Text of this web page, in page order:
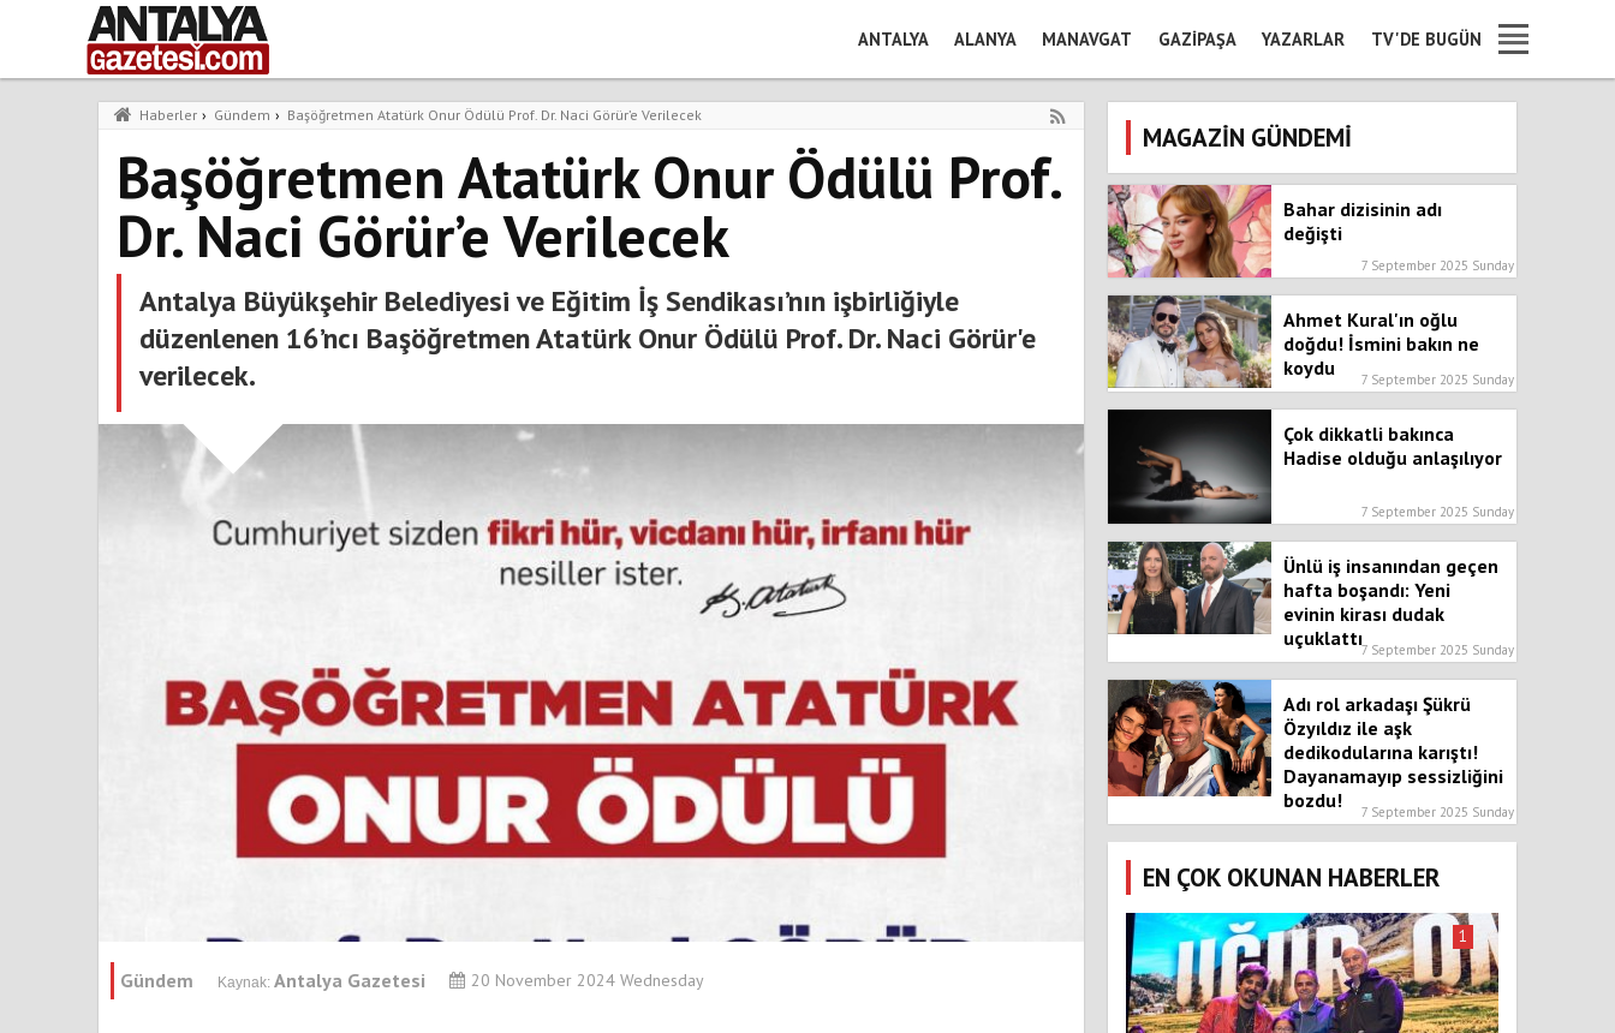
ANTALYA ALANYA MANAVGAT GAZIPAŞA YAZARLAR TV'DE BUGÜN
Haberler › Gündem › Başöğretmen Atatürk Onur Ödülü Prof. Dr. Naci Görür’e Verilecek
Başöğretmen Atatürk Onur Ödülü Prof.
Dr. Naci Görür’e Verilecek
Antalya Büyükşehir Belediyesi ve Eğitim İş Sendikası’nın işbirliğiyle
düzenlenen 16’ncı Başöğretmen Atatürk Onur Ödülü Prof. Dr. Naci Görür'e
verilecek.
Gündem Antalya Gazetesi 20 November 2024 Wednesday
MAGAZİN GÜNDEMİ
Bahar dizisinin adı
değişti
7 September 2025 Sunday
Ahmet Kural'ın oğlu
doğdu! İsmini bakın ne
koydu
7 September 2025 Sunday
Çok dikkatli bakınca
Hadise olduğu anlaşılıyor
7 September 2025 Sunday
Ünlü iş insanından geçen
hafta boşandı: Yeni
evinin kirası dudak
uçuklattı7 September 2025 Sunday
Adı rol arkadaşı Şükrü
Özyıldız ile aşk
dedikodularına karıştı!
Dayanamayıp sessizliğini
bozdu!
7 September 2025 Sunday
EN ÇOK OKUNAN HABERLER
1